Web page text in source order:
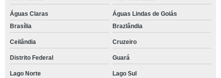
Águas Claras
Águas Lindas de Goiás
Brasília
Brazlândia
Ceilândia Cruzeiro
Distrito Federal Guará
Lago Norte Lago Sul